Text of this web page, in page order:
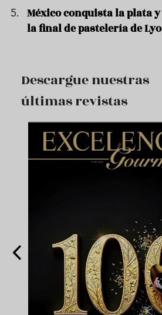
México conquista la plata
la final de pastelería de
Descargue nuestras
últimas revistas